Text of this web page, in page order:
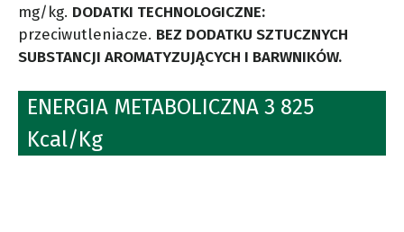
mg/kg. DODATKI TECHNOLOGICZNE:
przeciwutleniacze. BEZ DODATKU SZTUCZNYCH
SUBSTANCJI AROMATYZUJĄCYCH I BARWNIKÓW.
ENERGIA METABOLICZNA 3 825
Kcal/Kg